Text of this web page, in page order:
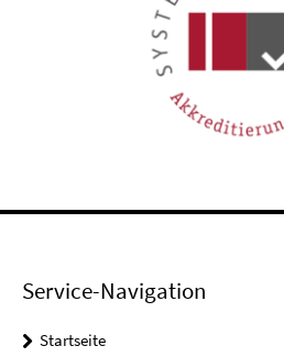
Service-Navigation
Startseite